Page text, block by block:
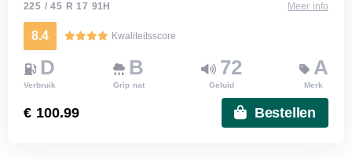
225 / 45 R 17 91H Meer info
8.4 Kwaliteitsscore
D
Verbruik
B
Grip nat
72
Geluid
A
Merk
€ 100.99 Bestellen